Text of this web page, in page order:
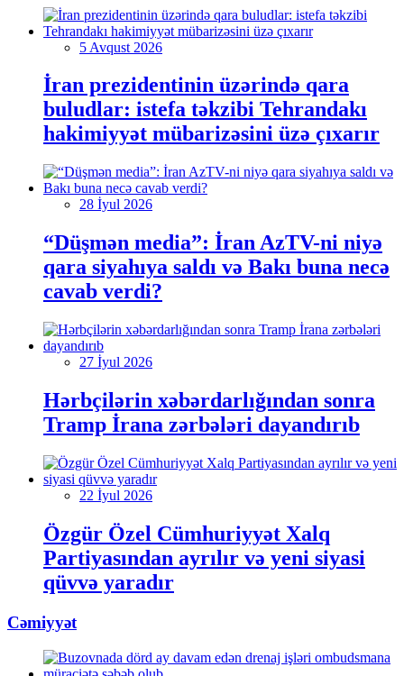
5 Avqust 2026
İran prezidentinin üzərində qara
buludlar: istefa təkzibi Tehrandakı
hakimiyyət mübarizəsini üzə çıxarır
28 İyul 2026
“Düşmən media”: İran AzTV-ni niyə
qara siyahıya saldı və Bakı buna necə
cavab verdi?
27 İyul 2026
Hərbçilərin xəbərdarlığından sonra
Tramp İrana zərbələri dayandırıb
22 İyul 2026
Özgür Özel Cümhuriyyət Xalq
Partiyasından ayrılır və yeni siyasi
qüvvə yaradır
Cəmiyyət